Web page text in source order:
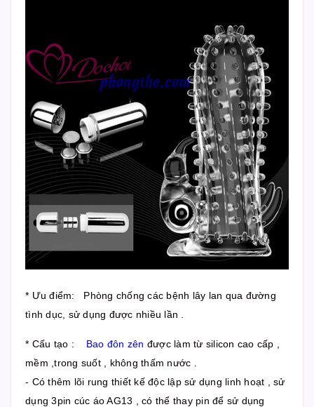
* Ưu điểm: Phòng chống các bệnh lây lan qua đường
tình dục, sử dụng được nhiều lần .
* Cấu tạo : Bao đôn zên được làm từ silicon cao cấp ,
mềm ,trong suốt , không thấm nước .
- Có thêm lõi rung thiết kế độc lập sử dụng linh hoạt , sử
dụng 3pin cúc áo AG13 , có thể thay pin để sử dụng